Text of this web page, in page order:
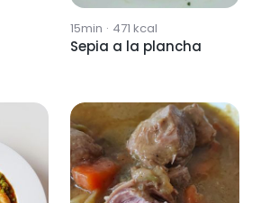
15min · 471 kcal
Sepia a la plancha